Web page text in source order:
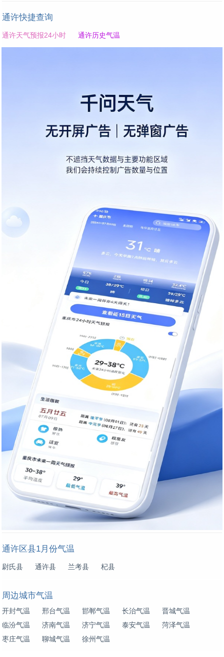
通许快捷查询
通许天气预报24小时 通许历史气温
通许区县1月份气温
尉氏县 通许县 兰考县 杞县
周边城市气温
开封气温 邢台气温 邯郸气温 长治气温
晋城气温
临汾气温
济南气温 济宁气温 泰安气温
菏泽气温
枣庄气温
聊城气温 徐州气温